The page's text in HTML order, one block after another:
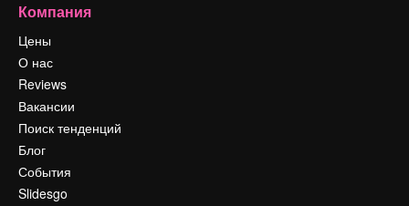
Компания
Цены
О нас
Reviews
Вакансии
Поиск тенденций
Блог
События
Slidesgo